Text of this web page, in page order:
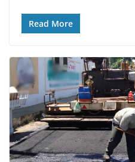
Read More